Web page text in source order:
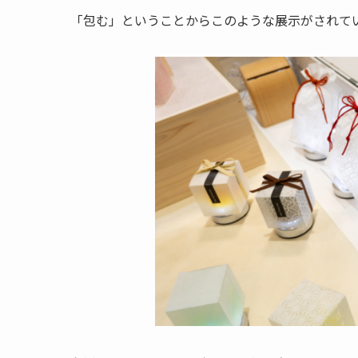
「包む」ということからこのような展示がされて